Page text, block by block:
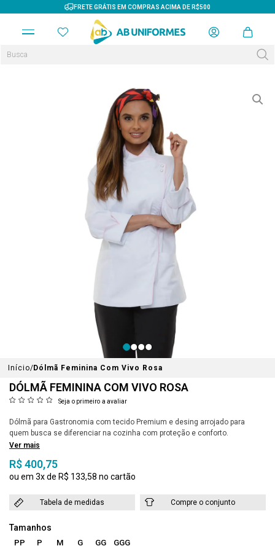
FRETE GRÁTIS EM COMPRAS ACIMA DE R$500
Início Dólmã Feminina Com Vivo Rosa
DÓLMÃ FEMININA COM VIVO ROSA
Seja o primeiro a avaliar
Dólmã para Gastronomia com tecido Premium e desing arrojado para
quem busca se diferenciar na cozinha com proteção e conforto.
Ver mais
R$ 400,75
3x R$ 133,58
Tabela de medidas Compre o conjunto
PP P M G GG GGG